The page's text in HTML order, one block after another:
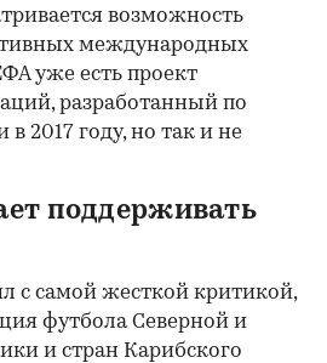
возможность
международных
уже есть проект
разработанный по
в 2017 году, но так и не
поддерживать
с самой жесткой критикой,
футбола Северной и
и стран Карибского